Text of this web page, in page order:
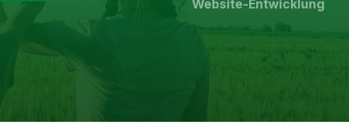
Website-Entwicklung